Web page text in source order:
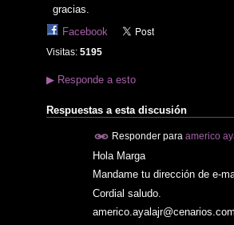
gracias.
Facebook
Visitas: 5195
▶Responde a esto
Respuestas a esta discusión
Responder para americo
Hola Marga
Mandame tu dirección de e-
Cordial saludo.